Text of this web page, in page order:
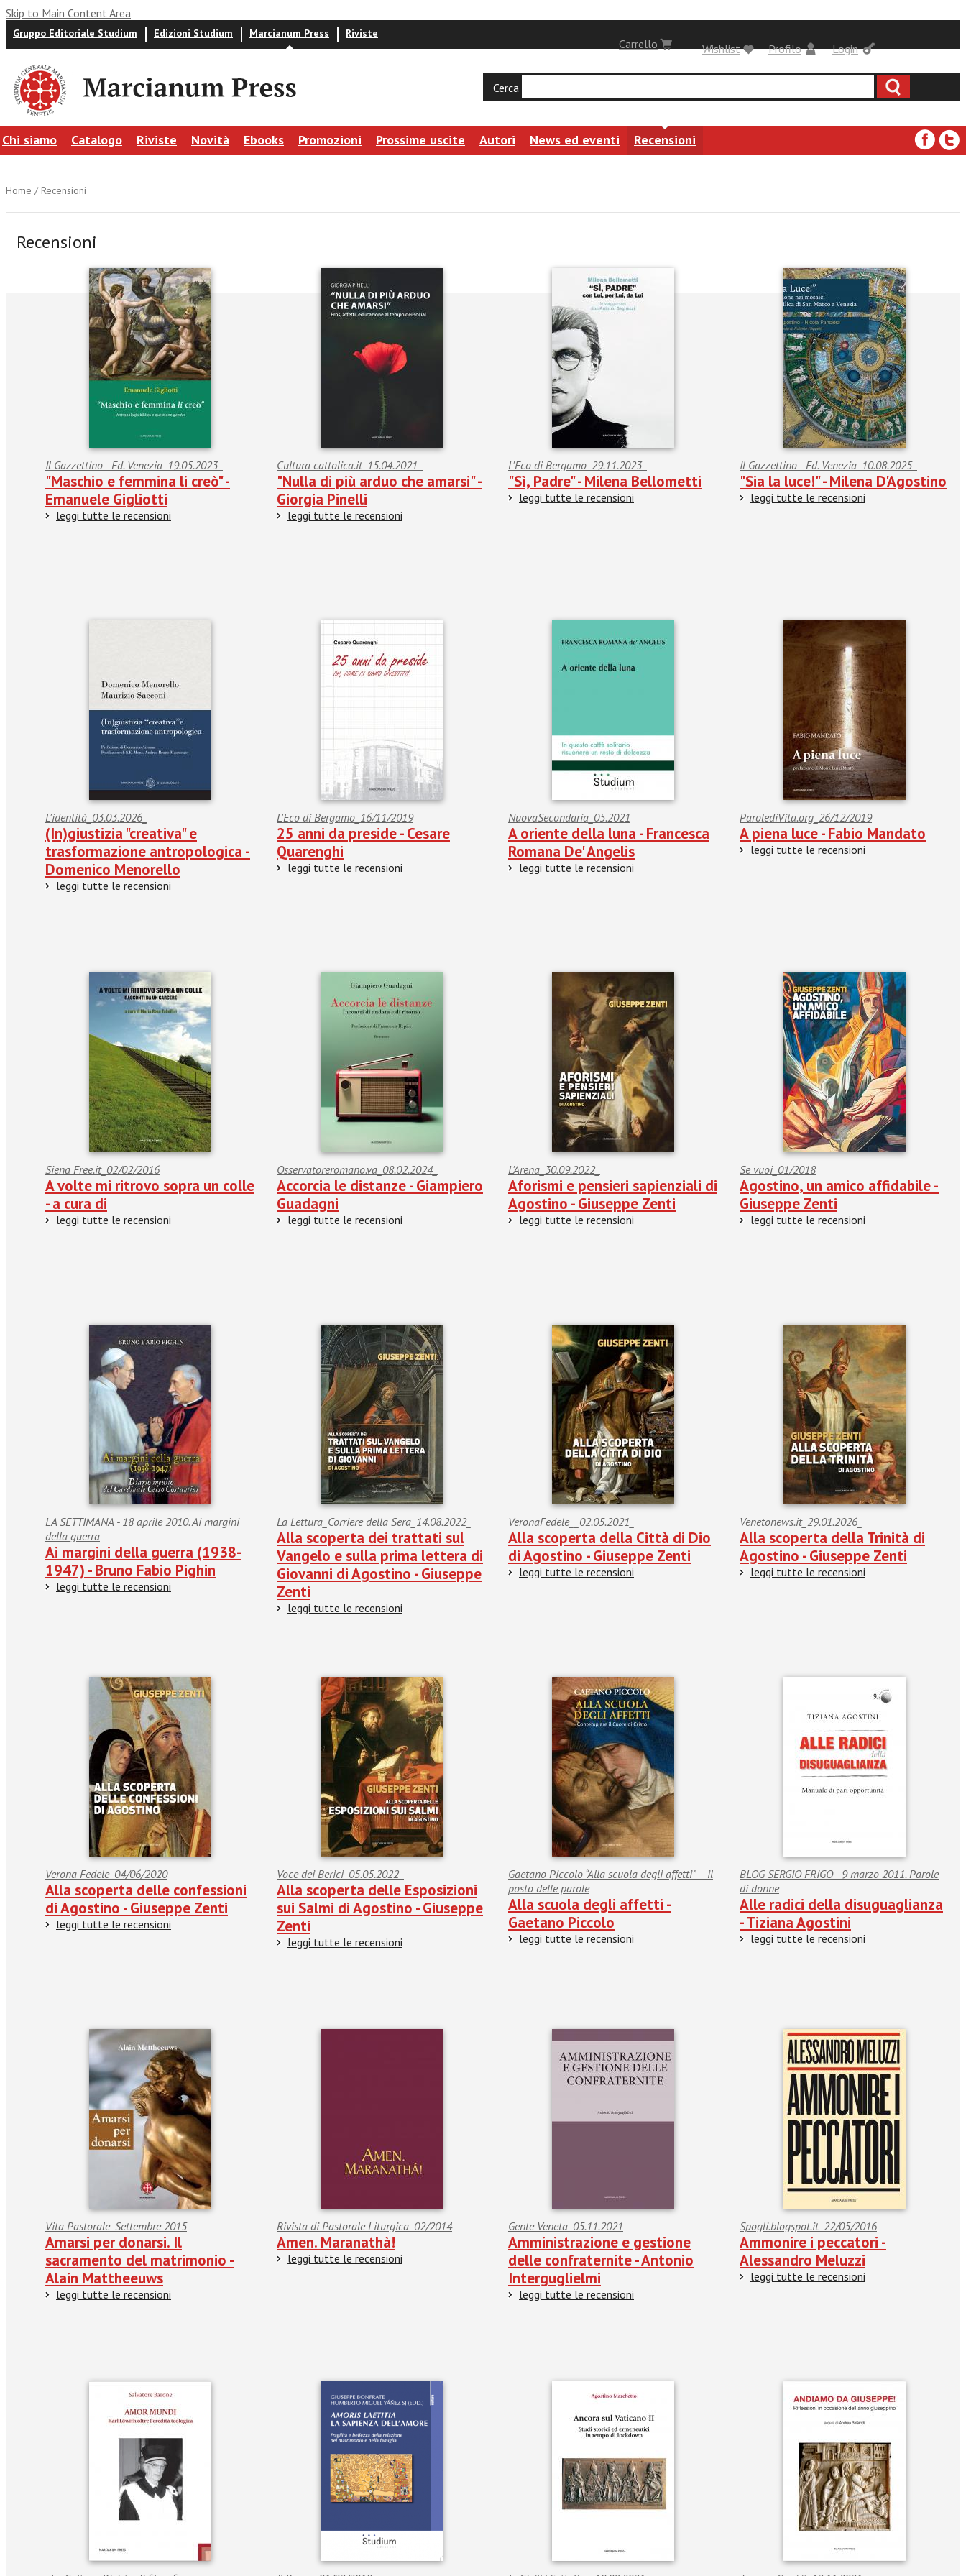
Skip to Main Content Area
Gruppo Editoriale Studium Edizioni Studium Marcianum Press Riviste
Login
Carrello Profilo
Wishlist
Cerca
Chi siamo Catalogo Riviste Novità Ebooks Promozioni Prossime uscite Autori News ed eventi Recensioni
Home / Recensioni
Recensioni
Il Gazzettino - Ed. Venezia_19.05.2023_
"Maschio e femmina li creò" -
Emanuele Gigliotti
leggi tutte le recensioni
Cultura cattolica.it_15.04.2021_
"Nulla di più arduo che amarsi" -
Giorgia Pinelli
leggi tutte le recensioni
L'Eco di Bergamo_29.11.2023_
"Sì, Padre" - Milena Bellometti
leggi tutte le recensioni
Il Gazzettino - Ed. Venezia_10.08.2025_
"Sia la luce!" - Milena D'Agostino
leggi tutte le recensioni
L'identità_03.03.2026_
(In)giustizia "creativa" e
trasformazione antropologica -
Domenico Menorello
leggi tutte le recensioni
L'Eco di Bergamo_16/11/2019
25 anni da preside - Cesare
Quarenghi
leggi tutte le recensioni
NuovaSecondaria_05.2021
A oriente della luna - Francesca
Romana De' Angelis
leggi tutte le recensioni
ParolediVita.org_26/12/2019
A piena luce - Fabio Mandato
leggi tutte le recensioni
Siena Free.it_02/02/2016
A volte mi ritrovo sopra un colle
- a cura di
leggi tutte le recensioni
Osservatoreromano.va_08.02.2024_
Accorcia le distanze - Giampiero
Guadagni
leggi tutte le recensioni
L'Arena_30.09.2022_
Aforismi e pensieri sapienziali di
Agostino - Giuseppe Zenti
leggi tutte le recensioni
Se vuoi_01/2018
Agostino, un amico affidabile -
Giuseppe Zenti
leggi tutte le recensioni
LA SETTIMANA - 18 aprile 2010. Ai margini
della guerra
Ai margini della guerra (1938-
1947) - Bruno Fabio Pighin
leggi tutte le recensioni
La Lettura_Corriere della Sera_14.08.2022_
Alla scoperta dei trattati sul
Vangelo e sulla prima lettera di
Giovanni di Agostino - Giuseppe
Zenti
leggi tutte le recensioni
VeronaFedele__02.05.2021_
Alla scoperta della Città di Dio
di Agostino - Giuseppe Zenti
leggi tutte le recensioni
Venetonews.it_29.01.2026_
Alla scoperta della Trinità di
Agostino - Giuseppe Zenti
leggi tutte le recensioni
Verona Fedele_04/06/2020
Alla scoperta delle confessioni
di Agostino - Giuseppe Zenti
leggi tutte le recensioni
Voce dei Berici_05.05.2022_
Alla scoperta delle Esposizioni
sui Salmi di Agostino - Giuseppe
Zenti
leggi tutte le recensioni
Gaetano Piccolo “Alla scuola degli affetti” – il
posto delle parole
Alla scuola degli affetti -
Gaetano Piccolo
leggi tutte le recensioni
BLOG SERGIO FRIGO - 9 marzo 2011. Parole
di donne
Alle radici della disuguaglianza
- Tiziana Agostini
leggi tutte le recensioni
Vita Pastorale_Settembre 2015
Amarsi per donarsi. Il
sacramento del matrimonio -
Alain Mattheeuws
leggi tutte le recensioni
Rivista di Pastorale Liturgica_02/2014
Amen. Maranathà!
leggi tutte le recensioni
Gente Veneta_05.11.2021
Amministrazione e gestione
delle confraternite - Antonio
Interguglielmi
leggi tutte le recensioni
Spogli.blogspot.it_22/05/2016
Ammonire i peccatori -
Alessandro Meluzzi
leggi tutte le recensioni